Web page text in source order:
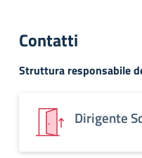
Contatti
Struttura responsabile
Dirigente